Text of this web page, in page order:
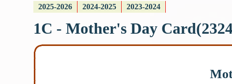
2025-2026 2024-2025 2023-2024
1C - Mother's Day